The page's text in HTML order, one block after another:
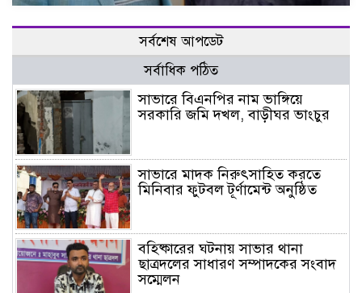
সর্বশেষ আপডেট
সর্বাধিক পঠিত
সাভারে বিএনপির নাম ভাঙ্গিয়ে
সরকারি জমি দখল, বাড়ীঘর ভাংচুর
সাভারে মাদক নিরুৎসাহিত করতে
মিনিবার ফুটবল টূর্ণামেন্ট অনুষ্ঠিত
বহিষ্কারের ঘটনায় সাভার থানা
ছাত্রদলের সাধারণ সম্পাদকের সংবাদ
সম্মেলন